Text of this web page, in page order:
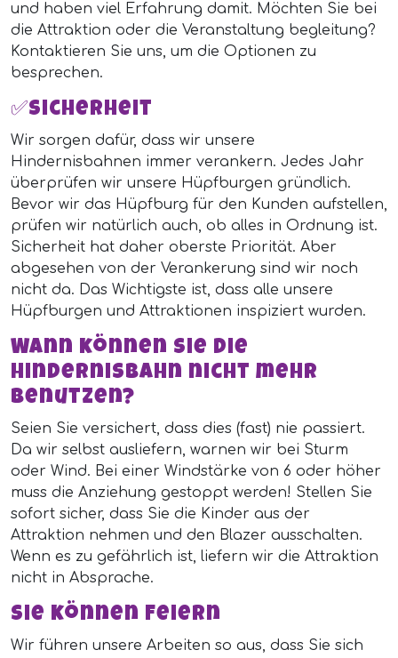
und haben viel Erfahrung damit. Möchten Sie bei
die Attraktion oder die Veranstaltung begleitung?
Kontaktieren Sie uns, um die Optionen zu
besprechen.
✅Sicherheit
Wir sorgen dafür, dass wir unsere
Hindernisbahnen immer verankern. Jedes Jahr
überprüfen wir unsere Hüpfburgen gründlich.
Bevor wir das Hüpfburg für den Kunden aufstellen,
prüfen wir natürlich auch, ob alles in Ordnung ist.
Sicherheit hat daher oberste Priorität. Aber
abgesehen von der Verankerung sind wir noch
nicht da. Das Wichtigste ist, dass alle unsere
Hüpfburgen und Attraktionen inspiziert wurden.
Wann können Sie die
Hindernisbahn nicht mehr
benutzen?
Seien Sie versichert, dass dies (fast) nie passiert.
Da wir selbst ausliefern, warnen wir bei Sturm
oder Wind. Bei einer Windstärke von 6 oder höher
muss die Anziehung gestoppt werden! Stellen Sie
sofort sicher, dass Sie die Kinder aus der
Attraktion nehmen und den Blazer ausschalten.
Wenn es zu gefährlich ist, liefern wir die Attraktion
nicht in Absprache.
Sie können Feiern
Wir führen unsere Arbeiten so aus, dass Sie sich